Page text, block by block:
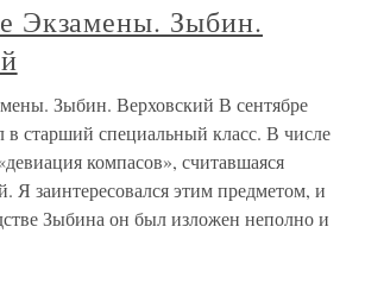
Экзамены. Зыбин.
Зыбин. Верховский В сентябре
в старший специальный класс. В числе
компасов», считавшаяся
Я заинтересовался этим предметом, и
Зыбина он был изложен неполно и